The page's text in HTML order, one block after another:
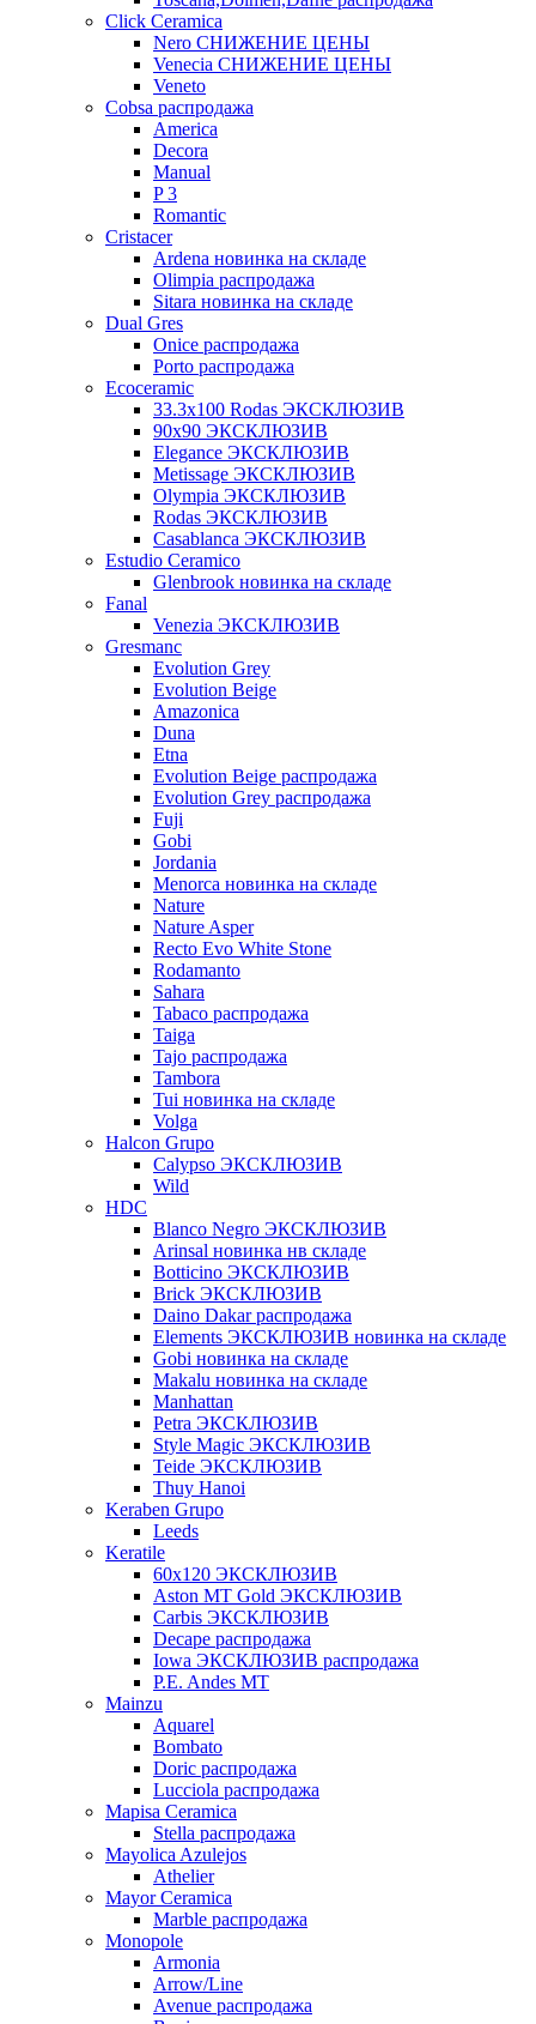
Cliсk Ceramica
Nero СНИЖЕНИЕ ЦЕНЫ
Venecia СНИЖЕНИЕ ЦЕНЫ
Veneto
Cobsa распродажа
America
Decora
Manual
P 3
Romantic
Cristacer
Ardena новинка на складе
Olimpia распродажа
Sitara новинка на складе
Dual Gres
Onice распродажа
Porto распродажа
Ecoceramic
33.3х100 Rodas ЭКСКЛЮЗИВ
90x90 ЭКСКЛЮЗИВ
Elegance ЭКСКЛЮЗИВ
Metissage ЭКСКЛЮЗИВ
Olympia ЭКСКЛЮЗИВ
Rodas ЭКСКЛЮЗИВ
Сasablanca ЭКСКЛЮЗИВ
Estudio Ceramico
Glenbrook новинка на складе
Fanal
Venezia ЭКСКЛЮЗИВ
Gresmanc
Evolution Grey
Evolution Beige
Amazonica
Duna
Etna
Evolution Beige распродажа
Evolution Grey распродажа
Fuji
Gobi
Jordania
Menorca новинка на складе
Nature
Nature Asper
Recto Evo White Stone
Rodamanto
Sahara
Tabaco распродажа
Taiga
Tajo распродажа
Tambora
Tui новинка на складе
Volga
Halcon Grupo
Calypso ЭКСКЛЮЗИВ
Wild
HDC
Blanco Negro ЭКСКЛЮЗИВ
Arinsal новинка нв складе
Botticino ЭКСКЛЮЗИВ
Brick ЭКСКЛЮЗИВ
Daino Dakar распродажа
Elements ЭКСКЛЮЗИВ новинка на складе
Gobi новинка на складе
Makalu новинка на складе
Manhattan
Petra ЭКСКЛЮЗИВ
Style Magic ЭКСКЛЮЗИВ
Teide ЭКСКЛЮЗИВ
Thuy Hanoi
Keraben Grupo
Leeds
Keratile
60х120 ЭКСКЛЮЗИВ
Aston MT Gold ЭКСКЛЮЗИВ
Carbis ЭКСКЛЮЗИВ
Decape распродажа
Iowa ЭКСКЛЮЗИВ распродажа
P.E. Andes MT
Mainzu
Aquarel
Bombato
Doric распродажа
Lucciola распродажа
Mapisa Ceramica
Stella распродажа
Mayolica Azulejos
Athelier
Mayor Ceramica
Marble распродажа
Monopole
Armonia
Arrow/Line
Avenue распродажа